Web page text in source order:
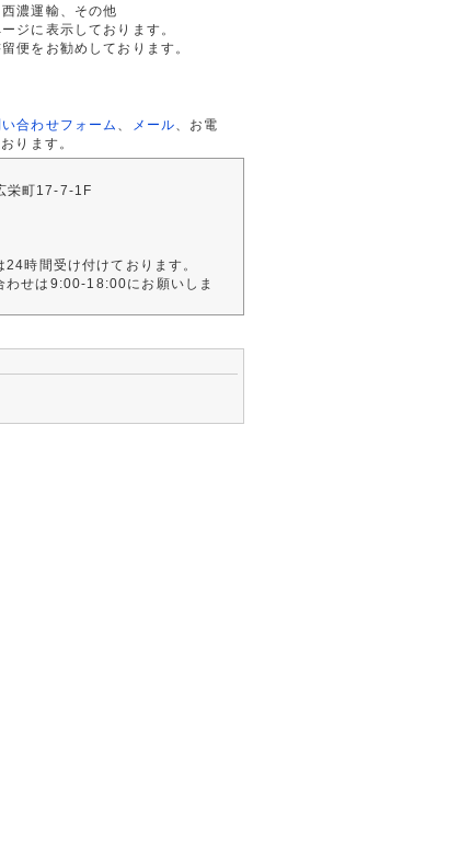
西濃運輸、その他
ジに表示しております。
便をお勧めしております。
い合わせフォーム メール 、お電
ります。
栄町17-7-1F
24時間受け付けております。
わせは9:00-18:00にお願いしま